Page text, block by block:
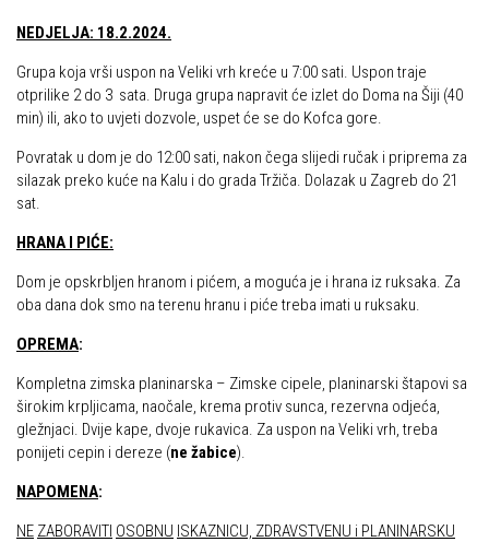
Damir Bajs
Željko Brdal
Markacijska komisija
Dosadašnje aktivnosti
Plan aktivnosti za 2025. godinu
Putevi koje održava HPD Željezničar
NEDJELJA: 18.2.2024.
Grupa koja vrši uspon na Veliki vrh kreće u 7:00 sati. Uspon traje
otprilike 2 do 3 sata. Druga grupa napravit će izlet do Doma na Šiji (40
min) ili, ako to uvjeti dozvole, uspet će se do Kofca gore.
Povratak u dom je do 12:00 sati, nakon čega slijedi ručak i priprema za
silazak preko kuće na Kalu i do grada Tržiča. Dolazak u Zagreb do 21
sat.
HRANA I PIĆE:
Dom je opskrbljen hranom i pićem, a moguća je i hrana iz ruksaka. Za
oba dana dok smo na terenu hranu i piće treba imati u ruksaku.
OPREMA:
Kompletna zimska planinarska – Zimske cipele, planinarski štapovi sa
širokim krpljicama, naočale, krema protiv sunca, rezervna odjeća,
gležnjaci. Dvije kape, dvoje rukavica. Za uspon na Veliki vrh, treba
ponijeti cepin i dereze (ne žabice).
NAPOMENA:
NE ZABORAVITI OSOBNU ISKAZNICU, ZDRAVSTVENU i PLANINARSKU